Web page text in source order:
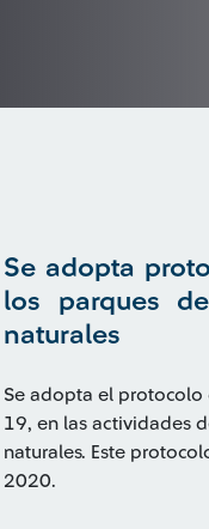
Se adopta
los parques
naturales
Se adopta el
19, en las actividades
naturales. Este
2020.